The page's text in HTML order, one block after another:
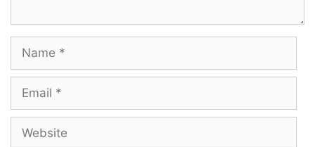
Nam thanimai sughanghal perugattumae!
Iravum nilavum valarattumae!